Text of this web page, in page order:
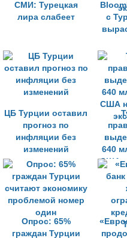
СМИ: Турецкая
лира слабеет
с
ЦБ Турции оставил
прогноз по
инфляции без
изменений
640
США
Опрос: 65%
граждан Турции